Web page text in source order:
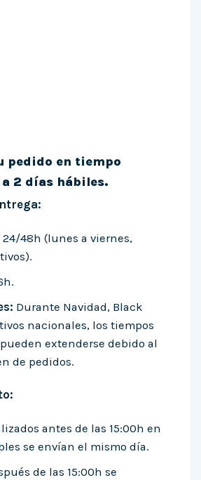
pedido en tiempo
a 2 días hábiles.
24/48h (lunes a viernes,
Durante Navidad, Black
nacionales, los tiempos
extenderse debido al
de pedidos.
antes de las 15:00h en
se envían el mismo día.
de las 15:00h se